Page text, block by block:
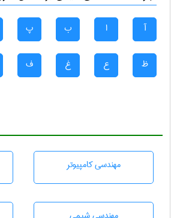
آ ا ب پ
ظ ع غ ف
مهندسی كامپيوتر